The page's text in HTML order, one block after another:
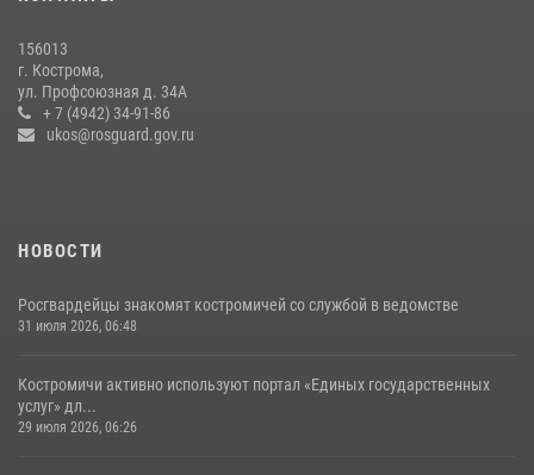
156013
г. Кострома,
ул. Профсоюзная д. 34А
+ 7 (4942) 34-91-86
ukos@rosguard.gov.ru
НОВОСТИ
Росгвардейцы знакомят костромичей со службой в ведомстве
31 июля 2026, 06:48
Костромичи активно используют портал «Единых государственных
услуг» дл...
29 июля 2026, 06:26